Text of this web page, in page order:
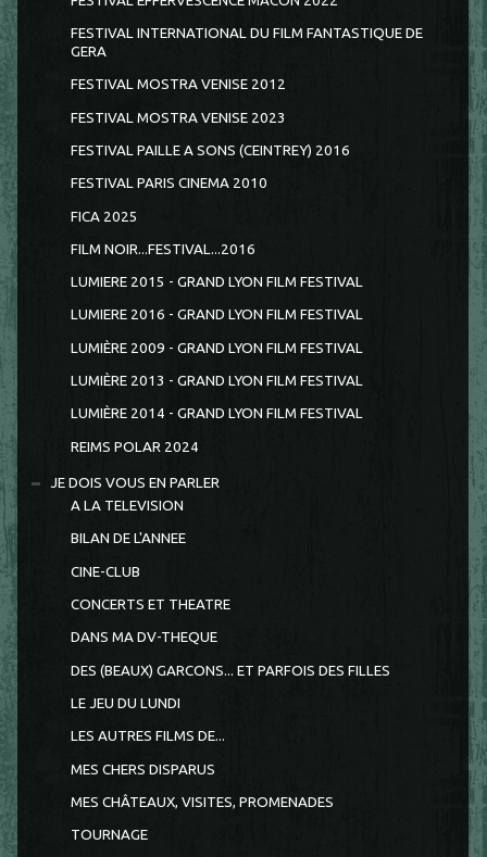
FESTIVAL INTERNATIONAL DU FILM FANTASTIQUE DE
GERA
FESTIVAL MOSTRA VENISE 2012
FESTIVAL MOSTRA VENISE 2023
FESTIVAL PAILLE A SONS (CEINTREY) 2016
FESTIVAL PARIS CINEMA 2010
FICA 2025
FILM NOIR...FESTIVAL...2016
LUMIERE 2015 - GRAND LYON FILM FESTIVAL
LUMIERE 2016 - GRAND LYON FILM FESTIVAL
LUMIÈRE 2009 - GRAND LYON FILM FESTIVAL
LUMIÈRE 2013 - GRAND LYON FILM FESTIVAL
LUMIÈRE 2014 - GRAND LYON FILM FESTIVAL
REIMS POLAR 2024
JE DOIS VOUS EN PARLER
A LA TELEVISION
BILAN DE L'ANNEE
CINE-CLUB
CONCERTS ET THEATRE
DANS MA DV-THEQUE
DES (BEAUX) GARCONS... ET PARFOIS DES FILLES
LE JEU DU LUNDI
LES AUTRES FILMS DE...
MES CHERS DISPARUS
MES CHÂTEAUX, VISITES, PROMENADES
TOURNAGE